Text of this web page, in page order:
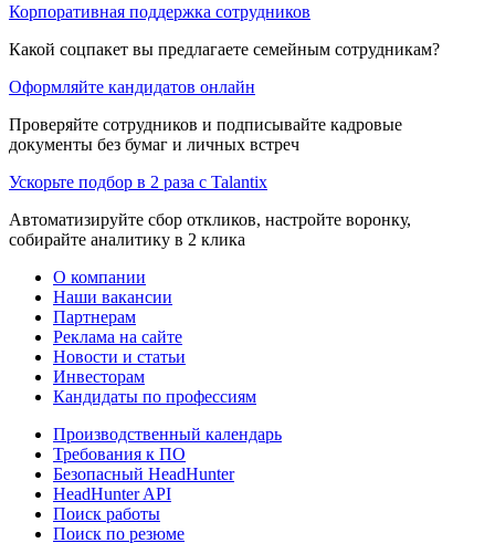
Корпоративная поддержка сотрудников
Какой соцпакет вы предлагаете семейным сотрудникам?
Оформляйте кандидатов онлайн
Проверяйте сотрудников и подписывайте кадровые
документы без бумаг и личных встреч
Ускорьте подбор в 2 раза с Talantix
Автоматизируйте сбор откликов, настройте воронку,
собирайте аналитику в 2 клика
О компании
Наши вакансии
Партнерам
Реклама на сайте
Новости и статьи
Инвесторам
Кандидаты по профессиям
Производственный календарь
Требования к ПО
Безопасный HeadHunter
HeadHunter API
Поиск работы
Поиск по резюме